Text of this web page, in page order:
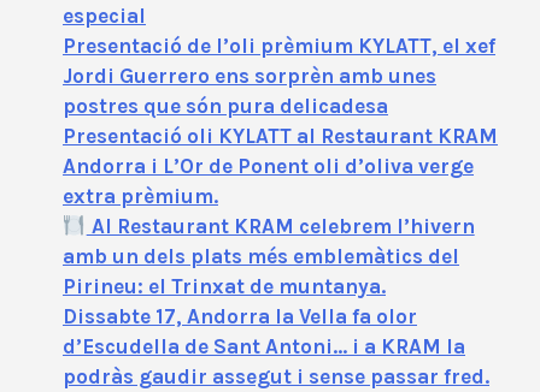
especial
Presentació de l’oli prèmium KYLATT, el xef
Jordi Guerrero ens sorprèn amb unes
postres que són pura delicadesa
Presentació oli KYLATT al Restaurant KRAM
Andorra i L’Or de Ponent oli d’oliva verge
extra prèmium.
Al Restaurant KRAM celebrem l’hivern
amb un dels plats més emblemàtics del
Pirineu: el Trinxat de muntanya.
Dissabte 17, Andorra la Vella fa olor
d’Escudella de Sant Antoni… i a KRAM la
podràs gaudir assegut i sense passar fred.